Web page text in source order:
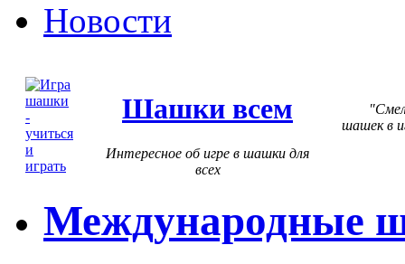
Новости
Шашки всем
Интересное об игре в шашки для
всех
шашек в
Международные